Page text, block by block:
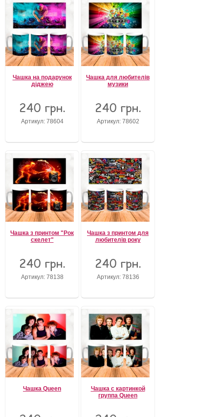
Чашка на подарунок
діджею
240 грн.
Артикул: 78604
Чашка для любителів
музики
240 грн.
Артикул: 78602
Чашка з принтом "Рок
скелет"
240 грн.
Артикул: 78138
Чашка з принтом для
любителів року
240 грн.
Артикул: 78136
Чашка Queen
Чашка с картинкой
группа Queen